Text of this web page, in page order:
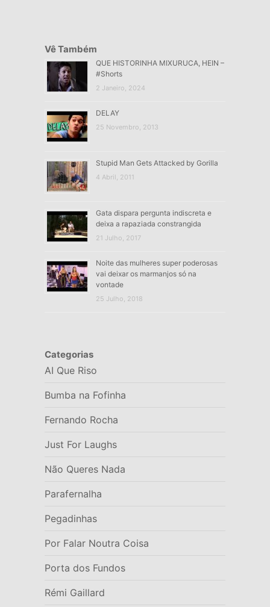
Vê Também
QUE HISTORINHA MIXURUCA, HEIN –
#Shorts
2 Janeiro, 2024
DELAY
25 Novembro, 2013
Stupid Man Gets Attacked by Gorilla
4 Abril, 2011
Gata dispara pergunta indiscreta e
deixa a rapaziada constrangida
21 Julho, 2017
Noite das mulheres super poderosas
vai deixar os marmanjos só na
vontade
25 Julho, 2018
Categorias
AI Que Riso
Bumba na Fofinha
Fernando Rocha
Just For Laughs
Não Queres Nada
Parafernalha
Pegadinhas
Por Falar Noutra Coisa
Porta dos Fundos
Rémi Gaillard